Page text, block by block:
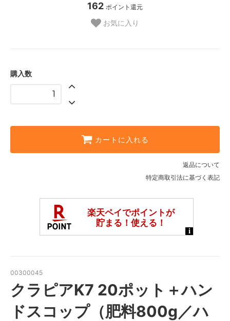
162 ポイント還元
お気に入り
購入数
カートに入れる
返品について
特定商取引法に基づく表記
00300045
クラピアK7 20ポット＋ハン
ドスコップ（肥料800g／ハ